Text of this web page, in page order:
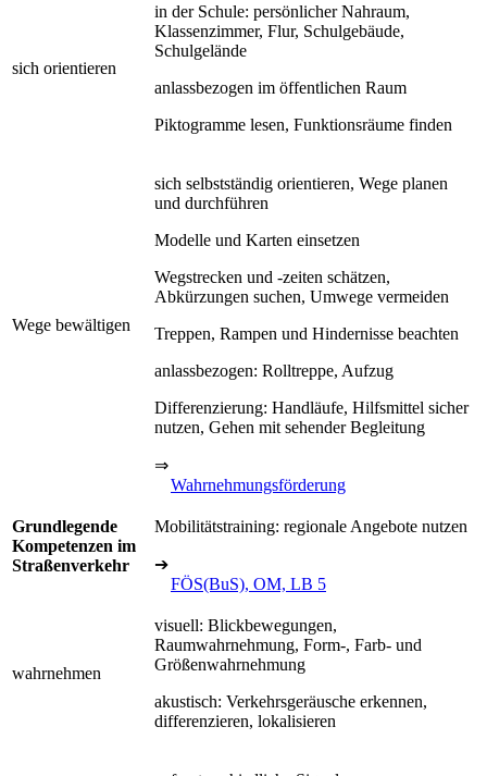
sich orientieren
in der Schule: persönlicher Nahraum,
Klassenzimmer, Flur, Schulgebäude,
Schulgelände
anlassbezogen im öffentlichen Raum
Piktogramme lesen, Funktionsräume finden
Wege bewältigen
sich selbstständig orientieren, Wege planen
und durchführen
Modelle und Karten einsetzen
Wegstrecken und -zeiten schätzen,
Abkürzungen suchen, Umwege vermeiden
Treppen, Rampen und Hindernisse beachten
anlassbezogen: Rolltreppe, Aufzug
Differenzierung: Handläufe, Hilfsmittel sicher
nutzen, Gehen mit sehender Begleitung
⇒
Wahrnehmungsförderung
Grundlegende
Kompetenzen im
Straßenverkehr
Mobilitätstraining: regionale Angebote nutzen
➔
FÖS(BuS), OM, LB 5
wahrnehmen
visuell: Blickbewegungen,
Raumwahrnehmung, Form-, Farb- und
Größenwahrnehmung
akustisch: Verkehrsgeräusche erkennen,
differenzieren, lokalisieren